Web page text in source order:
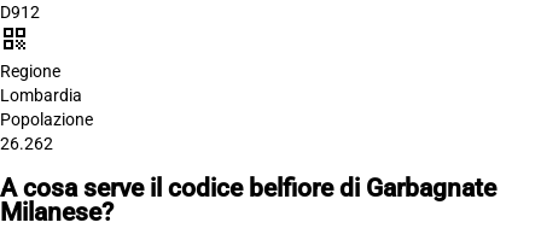
D912
qr_code
Regione
Lombardia
Popolazione
26.262
A cosa serve il codice belfiore di Garbagnate
Milanese?